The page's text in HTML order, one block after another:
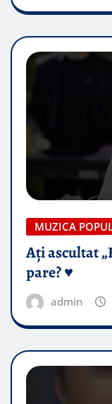
MUZICA
Ați ascultat
pare? ♥️
admin